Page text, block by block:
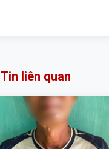
Tin liên quan